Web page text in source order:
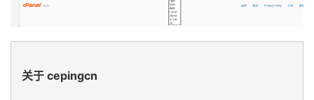
关于 cepingcn